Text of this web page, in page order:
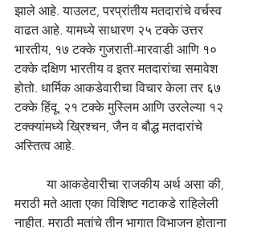
झाले आहे. याउलट, परप्रांतीय मतदारांचे वर्चस्व
वाढत आहे. यामध्ये साधारण २५ टक्के उत्तर
भारतीय, १७ टक्के गुजराती-मारवाडी आणि १०
टक्के दक्षिण भारतीय व इतर मतदारांचा समावेश
होतो. धार्मिक आकडेवारीचा विचार केला तर ६७
टक्के हिंदू, २१ टक्के मुस्लिम आणि उरलेल्या १२
टक्क्यांमध्ये ख्रिश्चन, जैन व बौद्ध मतदारांचे
अस्तित्व आहे.
	या आकडेवारीचा राजकीय अर्थ असा की,
मराठी मते आता एका विशिष्ट गटाकडे राहिलेली
नाहीत. मराठी मतांचे तीन भागात विभाजन होताना